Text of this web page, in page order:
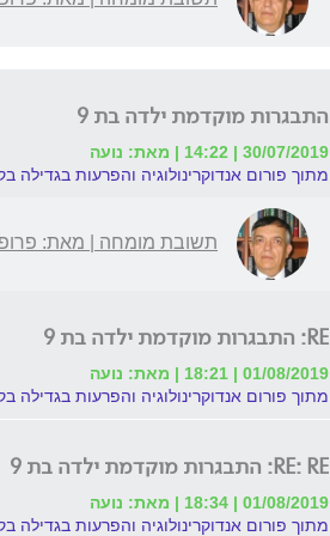
התבגרות מוקדמת ילדה בת 9
30/07/2019 | 14:22 | מאת: נועה
מתוך פורום אנדוקרינולוגיה והפרעות בגדילה
תשובת מומחה | מאת:
RE: התבגרות מוקדמת ילדה בת 9
01/08/2019 | 18:21 | מאת: נועה
מתוך פורום אנדוקרינולוגיה והפרעות בגדילה
RE: RE: התבגרות מוקדמת ילדה בת 9
01/08/2019 | 18:34 | מאת: נועה
מתוך פורום אנדוקרינולוגיה והפרעות בגדילה